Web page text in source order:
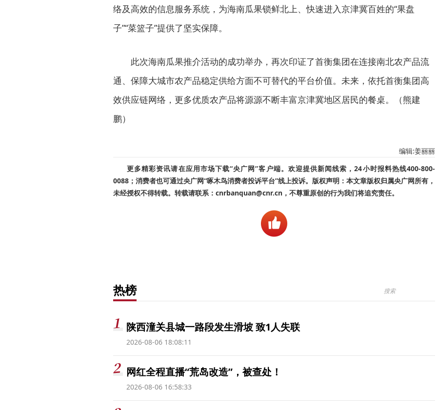
络及高效的信息服务系统，为海南瓜果锁鲜北上、快速进入京津冀百姓的“果盘
子”“菜篮子”提供了坚实保障。
此次海南瓜果推介活动的成功举办，再次印证了首衡集团在连接南北农产品流
通、保障大城市农产品稳定供给方面不可替代的平台价值。未来，依托首衡集团高
效供应链网络，更多优质农产品将源源不断丰富京津冀地区居民的餐桌。（熊建
鹏）
编辑:姜丽丽
更多精彩资讯请在应用市场下载“央广网”客户端。欢迎提供新闻线索，24小时报料热线400-800-
0088；消费者也可通过央广网“啄木鸟消费者投诉平台”线上投诉。版权声明：本文章版权归属央广网所有，
未经授权不得转载。转载请联系：cnrbanquan@cnr.cn，不尊重原创的行为我们将追究责任。
热榜
陕西潼关县城一路段发生滑坡 致1人失联
2026-08-06 18:08:11
网红全程直播“荒岛改造”，被查处！
2026-08-06 16:58:33